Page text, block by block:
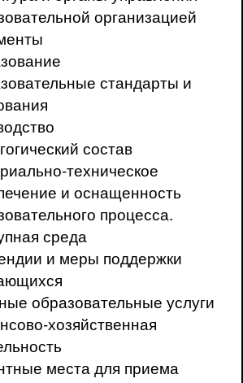
организацией
стандарты и
состав
техническое
и оснащенность
процесса.
среда
и меры поддержки
образовательные услуги
хозяйственная
места для приема